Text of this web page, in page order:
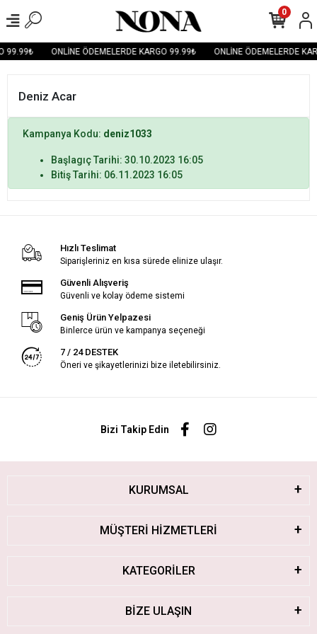
99.99₺ ONLİNE ÖDEMELERDE KARGO 99.99₺ ONLİNE ÖDEMELERDE
0
Deniz Acar
Kampanya Kodu: deniz1033
Başlagıç Tarihi: 30.10.2023 16:05
Bitiş Tarihi: 06.11.2023 16:05
Hızlı Teslimat
Siparişleriniz en kısa sürede elinize ulaşır.
Güvenli Alışveriş
Güvenli ve kolay ödeme sistemi
Geniş Ürün Yelpazesi
Binlerce ürün ve kampanya seçeneği
7 / 24 DESTEK
Öneri ve şikayetlerinizi bize iletebilirsiniz.
Bizi Takip Edin
KURUMSAL
MÜŞTERİ HİZMETLERİ
KATEGORİLER
BİZE ULAŞIN